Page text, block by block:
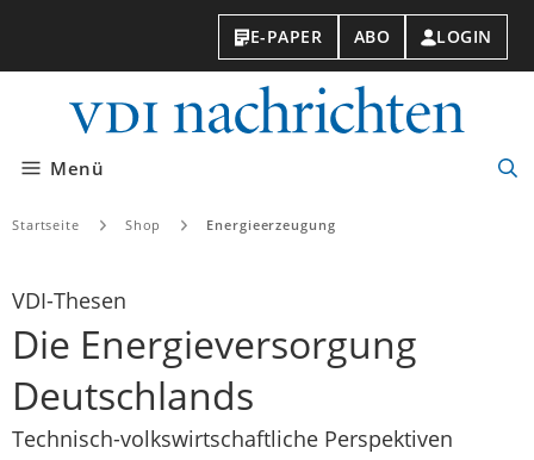
E-PAPER ABO LOGIN
Menü
Startseite Shop Energieerzeugung
VDI-Thesen
Die Energieversorgung
Deutschlands
Technisch-volkswirtschaftliche Perspektiven